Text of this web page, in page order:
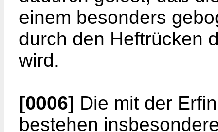
einem besonders
durch den Heftrücken
wird.
[0006] Die mit der
bestehen